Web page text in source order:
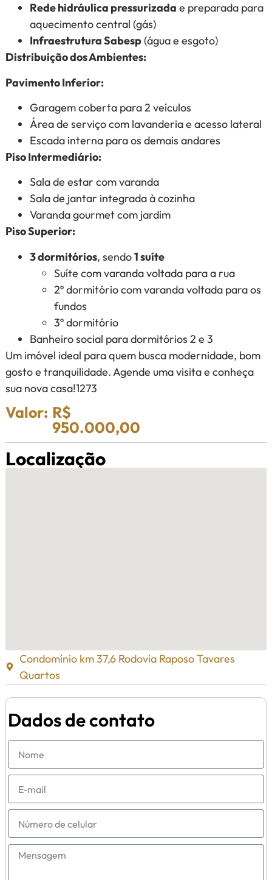
Rede hidráulica pressurizada e preparada para
aquecimento central (gás)
Infraestrutura Sabesp(água e esgoto)
Distribuição dos Ambientes:
Pavimento Inferior:
Garagem coberta para 2 veículos
Área de serviço com lavanderia e acesso lateral
Escada interna para os demais andares
Piso Intermediário:
Sala de estar com varanda
Sala de jantar integrada à cozinha
Varanda gourmet com jardim
Piso Superior:
3 dormitórios, sendo1 suíte
Suíte com varanda voltada para a rua
2º dormitório com varanda voltada para os
fundos
3º dormitório
Banheiro social para dormitórios 2 e 3
Um imóvel ideal para quem busca modernidade, bom
gosto e tranquilidade. Agende uma visita e conheça
sua nova casa!1273
Valor: R$
950.000,00
Localização
Condomínio km 37,6 Rodovia Raposo Tavares
Quartos
Dados de contato